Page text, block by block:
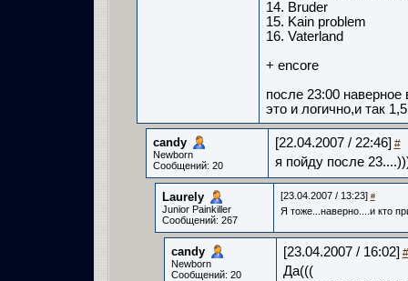
14. Bruder
15. Kain problem
16. Vaterland
+ encore
после 23:00
это и логично,и так
candy­
Newborn
Сообщений: 20
[22.04.2007 / 22:46] #
я пойду после
Laurely­
Junior Painkiller
Сообщений: 267
[23.04.2007 / 13:23] #
Я тоже...наверно....и кто
candy­
Newborn
Сообщений: 20
[23.04.2007 / 16:02] #
Да(((